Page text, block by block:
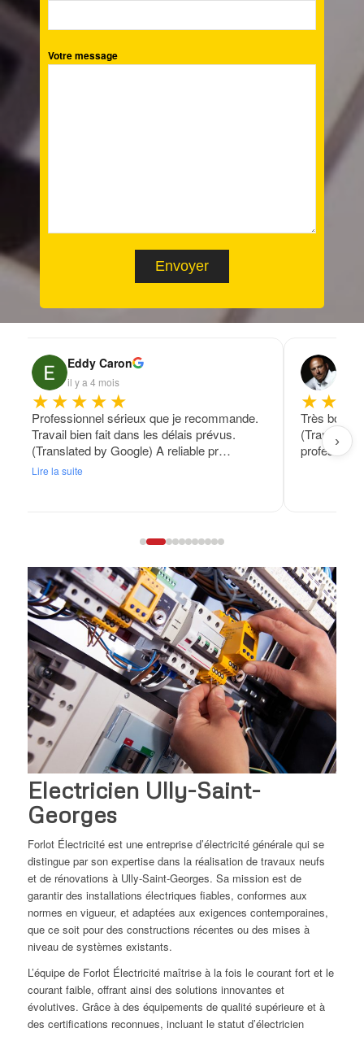
Votre message
Eddy Caron
il y a 4 mois
★★★★★
Professionnel sérieux que je recommande.
Travail bien fait dans les délais prévus.
(Translated by Google) A reliable pr…
Lire la suite
Très bon
›
Electricien Ully-Saint-
Georges
Forlot Électricité est une entreprise d’électricité générale qui se
distingue par son expertise dans la réalisation de travaux neufs
et de rénovations à Ully-Saint-Georges. Sa mission est de
garantir des installations électriques fiables, conformes aux
normes en vigueur, et adaptées aux exigences contemporaines,
que ce soit pour des constructions récentes ou des mises à
niveau de systèmes existants.
L’équipe de Forlot Électricité maîtrise à la fois le courant fort et le
courant faible, offrant ainsi des solutions innovantes et
évolutives. Grâce à des équipements de qualité supérieure et à
des certifications reconnues, incluant le statut d’électricien